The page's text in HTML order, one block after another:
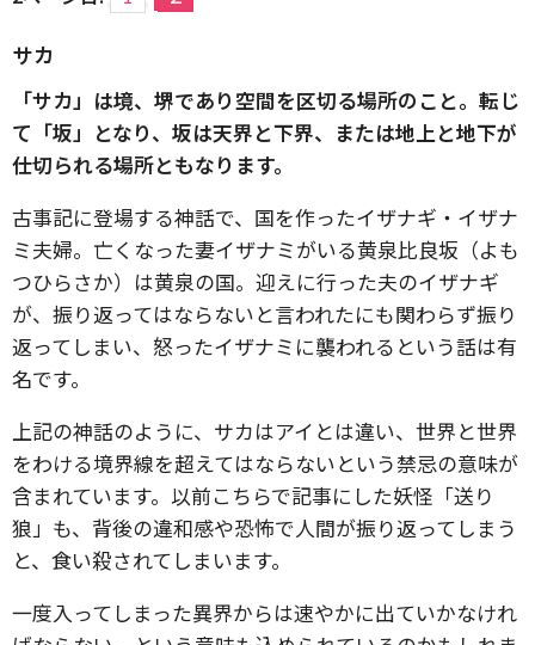
サカ
「サカ」は境、堺であり空間を区切る場所のこと。 転じ
て「坂」となり、坂は天界と下界、または地上と地下が
仕切られる場所ともなります。
古事記に登場する神話で、国を作ったイザナギ・イザナ
ミ夫婦。亡くなった妻イザナミがいる黄泉比良坂（よも
つひらさか）は黄泉の国。迎えに行った夫のイザナギ
が、振り返ってはならないと言われたにも関わらず振り
返ってしまい、怒ったイザナミに襲われるという話は有
名です。
上記の神話のように、サカはアイとは違い、世界と世界
をわける境界線を超えてはならないという禁忌の意味が
含まれています。以前こちらで記事にした妖怪「送り
狼」も、背後の違和感や恐怖で人間が振り返ってしまう
と、食い殺されてしまいます。
一度入ってしまった異界からは速やかに出ていかなけれ